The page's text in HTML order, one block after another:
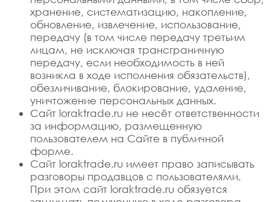
хранение, систематизацию, накопление,
обновление, извлечение, использование,
передачу (в том числе передачу третьим
лицам, не исключая трансграничную
передачу, если необходимость в ней
возникла в ходе исполнения обязательств),
обезличивание, блокирование, удаление,
уничтожение персональных данных.
Сайт loraktrade.ru не несёт ответственности
за информацию, размещенную
пользователем на Сайте в публичной
форме.
Сайт loraktrade.ru имеет право записывать
разговоры продавцов с пользователями.
При этом сайт loraktrade.ru обязуется